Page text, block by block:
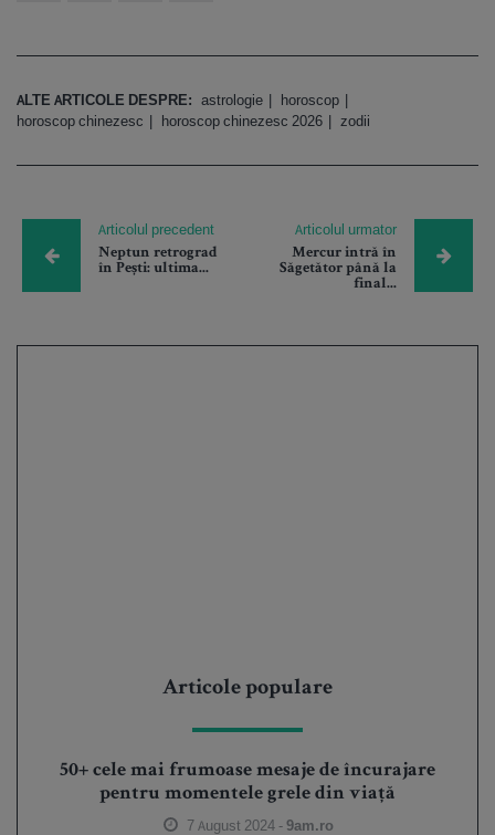
ALTE ARTICOLE DESPRE: astrologie
horoscop
horoscop chinezesc
horoscop chinezesc 2026 zodii
Articolul precedent
Neptun retrograd
în Pești: ultima...
Articolul urmator
Mercur intră în
Săgetător până la
final...
Articole populare
50+ cele mai frumoase mesaje de încurajare
pentru momentele grele din viață
7 August 2024 -9am.ro